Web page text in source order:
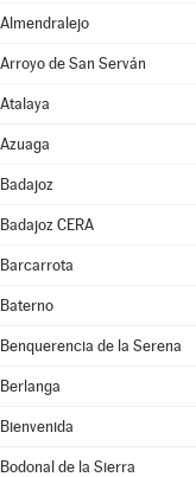
Almendralejo
Arroyo de San Serván
Atalaya
Azuaga
Badajoz
Badajoz CERA
Barcarrota
Baterno
Benquerencia de la Serena
Berlanga
Bienvenida
Bodonal de la Sierra